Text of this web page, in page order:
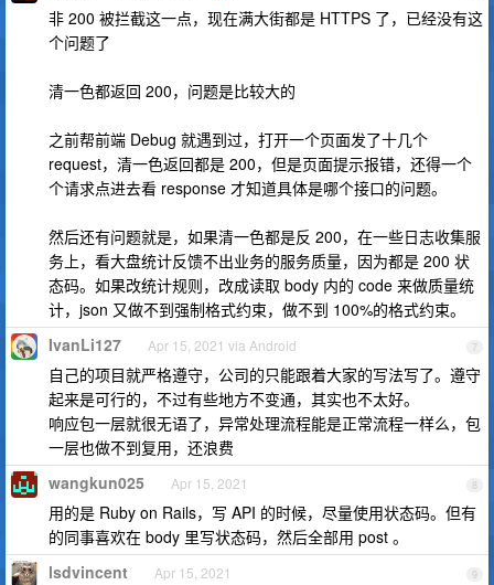
非 200 被拦截这一点，现在满大街都是 HTTPS 了，已经没有这
个问题了
清一色都返回 200，问题是比较大的
之前帮前端 Debug 就遇到过，打开一个页面发了十几个
request，清一色返回都是 200，但是页面提示报错，还得一个
个请求点进去看 response 才知道具体是哪个接口的问题。
然后还有问题就是，如果清一色都是反 200，在一些日志收集服
务上，看大盘统计反馈不出业务的服务质量，因为都是 200 状
态码。如果改统计规则，改成读取 body 内的 code 来做质量统
计，json 又做不到强制格式约束，做不到 100%的格式约束。
7
IvanLi127 Apr 15, 2021 via Android
自己的项目就严格遵守，公司的只能跟着大家的写法写了。遵守
起来是可行的，不过有些地方不变通，其实也不太好。
响应包一层就很无语了，异常处理流程能是正常流程一样么，包
一层也做不到复用，还浪费
8
wangkun025 Apr 15, 2021
用的是 Ruby on Rails，写 API 的时候，尽量使用状态码。但有
的同事喜欢在 body 里写状态码，然后全部用 post 。
9
lsdvincent Apr 15, 2021